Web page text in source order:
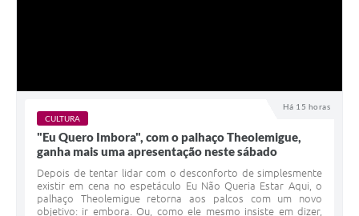
Há 15 horas
CULTURA
"Eu Quero Imbora", com o palhaço Theolemigue,
ganha mais uma apresentação neste sábado
Depois de tentar lidar com o desconforto de simplesmente
existir em cena no espetáculo Eu Não Queria Estar Aqui, o
palhaço Theolemigue retorna aos palcos com um novo
objetivo: ir embora. Ou, como ele mesmo insiste em dizer,